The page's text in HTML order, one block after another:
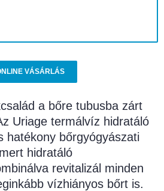
VÁSÁRLÁS
a bőre tubusba zárt
Uriage termálvíz hidratáló
hatékony bőrgyógyászati
hidratáló
revitalizál minden
vízhiányos bőrt is.